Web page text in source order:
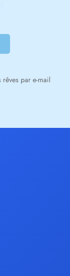
rêves par e-mail